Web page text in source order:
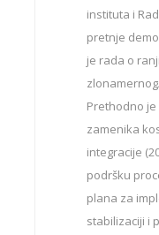
instituta i
pretnje
je rada o
Prethodno
zamenika
integracije
podršku
plana za
stabilizaciji i